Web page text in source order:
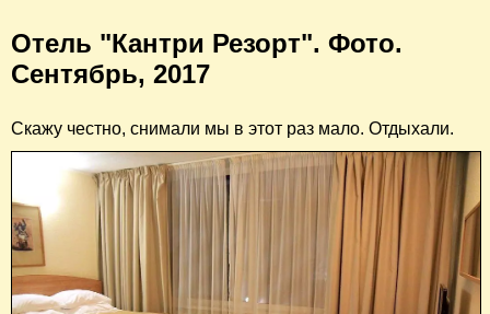
Отель "Кантри Резорт". Фото.
Сентябрь, 2017
Скажу честно, снимали мы в этот раз мало. Отдыхали.